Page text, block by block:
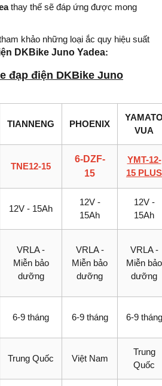
thay thế sẽ đáp ứng được mong
khảo những loại ắc quy hiệu suất
DKBike Juno Yadea:
đạp điện DKBike Juno
TIANNENG PHOENIX
VUA
TNE12-15
6-DZF-
15
YMT-12-
15 PLUS
12V - 15Ah
12V -
15Ah
12V -
15Ah
VRLA -
Miễn bảo
dưỡng
VRLA -
Miễn bảo
dưỡng
VRLA -
Miễn bảo
dưỡng
6-9 tháng 6-9 tháng 6-9 tháng
Trung Quốc Việt Nam
Trung
Quốc